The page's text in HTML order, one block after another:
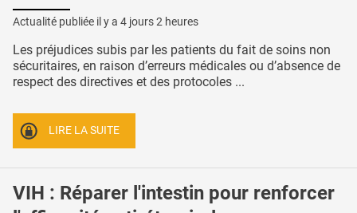
Actualité publiée il y a 4 jours 2 heures
Les préjudices subis par les patients du fait de soins non
sécuritaires, en raison d’erreurs médicales ou d’absence de
respect des directives et des protocoles ...
LIRE LA SUITE
VIH : Réparer l'intestin pour renforcer